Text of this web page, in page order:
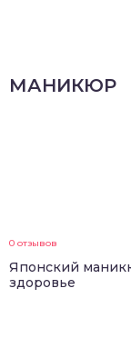
МАНИКЮР
0 отзывов
Японский
здоровье